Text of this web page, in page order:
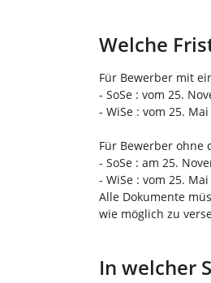
Welche
Für Bewerber mit
- SoSe : vom 25.
- WiSe : vom 25.
Für Bewerber ohne
- SoSe : am 25.
- WiSe : vom 25.
Alle Dokumente
wie möglich zu
In welcher